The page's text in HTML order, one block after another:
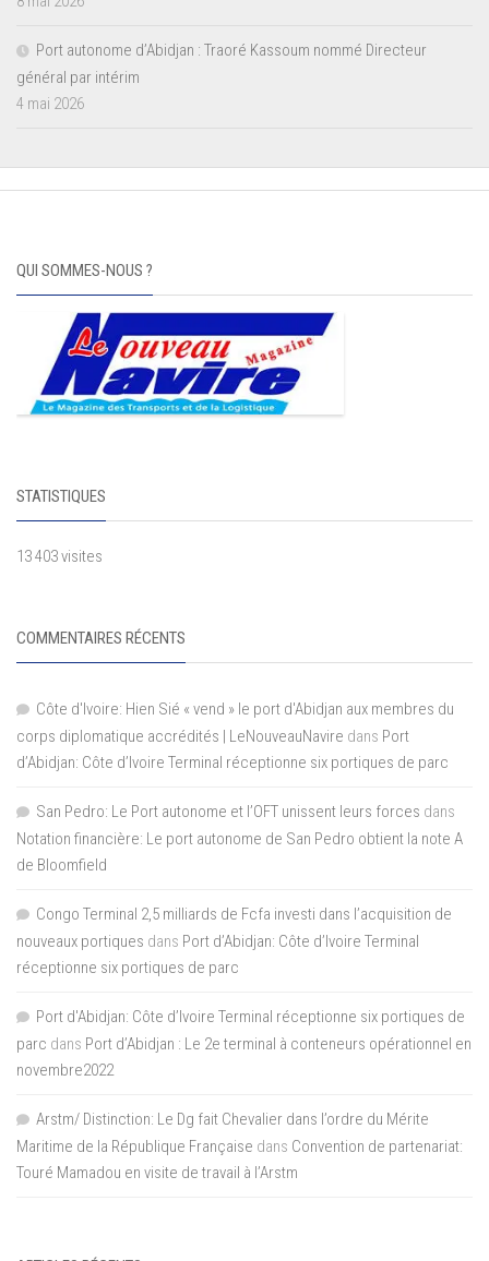
Port autonome d’Abidjan : Traoré Kassoum nommé Directeur
général par intérim
4 mai 2026
QUI SOMMES-NOUS ?
STATISTIQUES
13 403 visites
COMMENTAIRES RÉCENTS
Côte d'Ivoire: Hien Sié « vend » le port d'Abidjan aux membres du
corps diplomatique accrédités | LeNouveauNavire dans Port
d’Abidjan: Côte d’Ivoire Terminal réceptionne six portiques de parc
San Pedro: Le Port autonome et l’OFT unissent leurs forces dans
Notation financière: Le port autonome de San Pedro obtient la note A
de Bloomfield
Congo Terminal 2,5 milliards de Fcfa investi dans l’acquisition de
nouveaux portiques dans Port d’Abidjan: Côte d’Ivoire Terminal
réceptionne six portiques de parc
Port d'Abidjan: Côte d’Ivoire Terminal réceptionne six portiques de
parc dans Port d’Abidjan : Le 2e terminal à conteneurs opérationnel en
novembre2022
Arstm/ Distinction: Le Dg fait Chevalier dans l’ordre du Mérite
Maritime de la République Française dans Convention de partenariat:
Touré Mamadou en visite de travail à l’Arstm